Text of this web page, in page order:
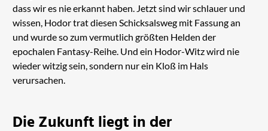
dass wir es nie erkannt haben. Jetzt sind wir schlauer und
wissen, Hodor trat diesen Schicksalsweg mit Fassung an
und wurde so zum vermutlich größten Helden der
epochalen Fantasy-Reihe. Und ein Hodor-Witz wird nie
wieder witzig sein, sondern nur ein Kloß im Hals
verursachen.
Die Zukunft liegt in der